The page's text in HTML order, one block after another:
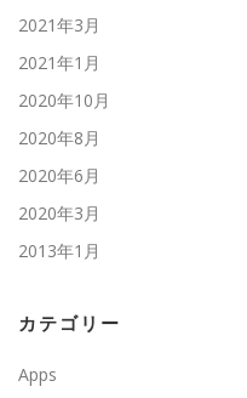
2021年3月
2021年1月
2020年10月
2020年8月
2020年6月
2020年3月
2013年1月
カテゴリー
Apps